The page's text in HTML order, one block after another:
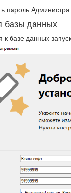
пароль
базы данных
базе данных